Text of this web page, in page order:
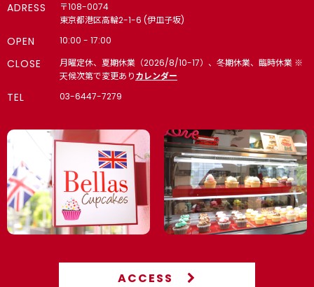
ADRESS
〒108-0074
東京都港区高輪2-1-6 (伊皿子坂)
OPEN 10:00 - 17:00
CLOSE
月曜定休、夏期休業（2026/8/10-17）、冬期休業、臨時休業 ※
天候次第で変更ありカレンダー
TEL 03-6447-7279
ACCESS